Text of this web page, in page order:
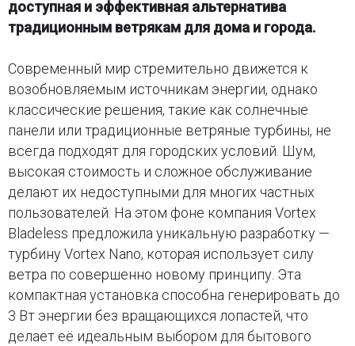
доступная и эффективная альтернатива
традиционным ветрякам для дома и города.
Современный мир стремительно движется к
возобновляемым источникам энергии, однако
классические решения, такие как солнечные
панели или традиционные ветряные турбины, не
всегда подходят для городских условий. Шум,
высокая стоимость и сложное обслуживание
делают их недоступными для многих частных
пользователей. На этом фоне компания Vortex
Bladeless предложила уникальную разработку —
турбину Vortex Nano, которая использует силу
ветра по совершенно новому принципу. Эта
компактная установка способна генерировать до
3 Вт энергии без вращающихся лопастей, что
делает её идеальным выбором для бытового